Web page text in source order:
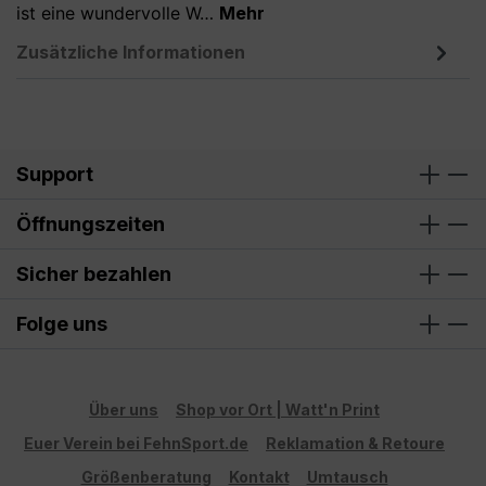
ist eine wundervolle W… Mehr
Zusätzliche Informationen
Support
Öffnungszeiten
Sicher bezahlen
Folge uns
Über uns
Shop vor Ort | Watt'n Print
Euer Verein bei FehnSport.de
Reklamation & Retoure
Größenberatung
Kontakt Umtausch